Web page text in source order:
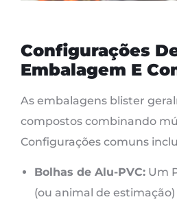
Configurações
Embalagem E
As embalagens blister
compostos combinando
Configurações comuns
Bolhas de Alu-PVC: Um
(ou animal de